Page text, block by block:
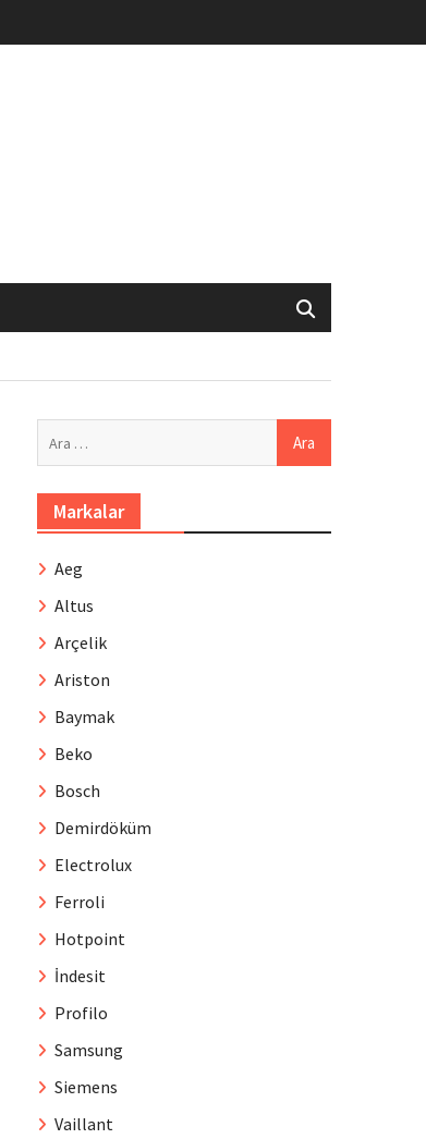
Markalar
Aeg
Altus
Arçelik
Ariston
Baymak
Beko
Bosch
Demirdöküm
Electrolux
Ferroli
Hotpoint
İndesit
Profilo
Samsung
Siemens
Vaillant